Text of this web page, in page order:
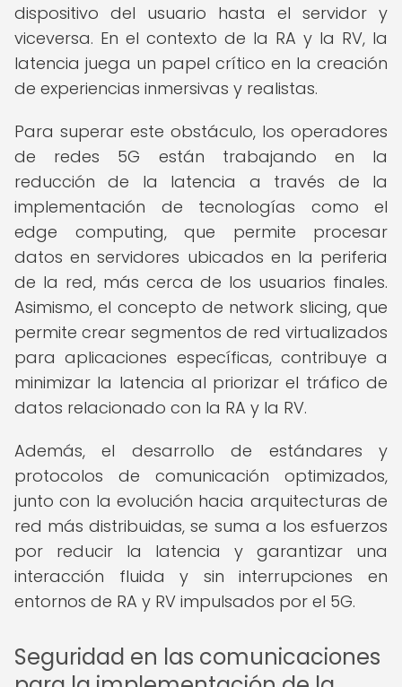
dispositivo del usuario hasta el servidor y
viceversa. En el contexto de la RA y la RV, la
latencia juega un papel crítico en la creación
de experiencias inmersivas y realistas.
Para superar este obstáculo, los operadores
de redes 5G están trabajando en la
reducción de la latencia a través de la
implementación de tecnologías como el
edge computing, que permite procesar
datos en servidores ubicados en la periferia
de la red, más cerca de los usuarios finales.
Asimismo, el concepto de network slicing, que
permite crear segmentos de red virtualizados
para aplicaciones específicas, contribuye a
minimizar la latencia al priorizar el tráfico de
datos relacionado con la RA y la RV.
Además, el desarrollo de estándares y
protocolos de comunicación optimizados,
junto con la evolución hacia arquitecturas de
red más distribuidas, se suma a los esfuerzos
por reducir la latencia y garantizar una
interacción fluida y sin interrupciones en
entornos de RA y RV impulsados por el 5G.
Seguridad en las comunicaciones